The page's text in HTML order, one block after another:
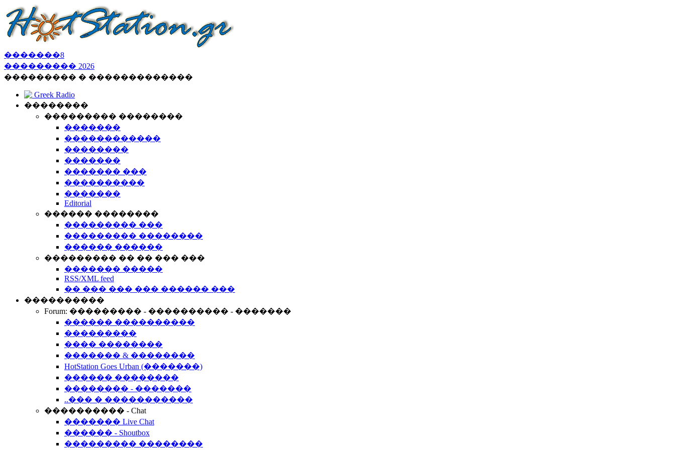
�������8
��������� 2026
��������� � �������������
Greek Radio
��������
��������� ��������
�������
������������
��������
�������
������� ���
����������
�������
Editorial
������ ��������
��������� ���
��������� ��������
������ ������
��������� �� �� ��� ���
������� �����
RSS/XML feed
�� ��� ��� ��� ������ ���
����������
Forum: ��������� - ���������� - �������
������ ����������
���������
���� ��������
������� & ��������
HotStation Goes Urban (�������)
������ ��������
�������� - �������
..��� � �����������
���������� - Chat
������� Live Chat
������ - Shoutbox
��������� ��������